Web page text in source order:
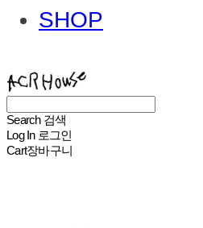
SHOP
Search 검색
Log In 로그인
Cart장바구니